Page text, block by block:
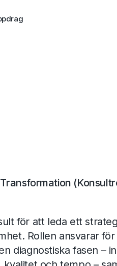
för att leda ett
Rollen ansvarar
diagnostiska fasen –